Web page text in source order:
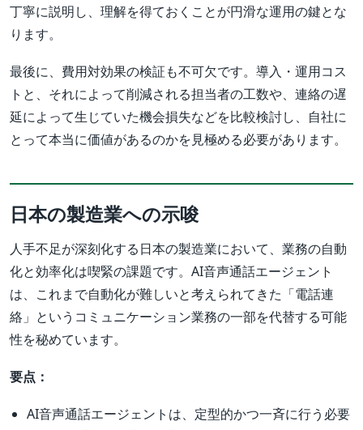
丁寧に説明し、理解を得ておくことが円滑な運用の鍵とな
ります。
最後に、費用対効果の検証も不可欠です。導入・運用コス
トと、それによって削減される担当者の工数や、連絡の遅
延によって生じていた機会損失などを比較検討し、自社に
とって本当に価値があるのかを見極める必要があります。
日本の製造業への示唆
人手不足が深刻化する日本の製造業において、業務の自動
化と効率化は喫緊の課題です。AI音声通話エージェント
は、これまで自動化が難しいと考えられてきた「電話連
絡」というコミュニケーション業務の一部を代替する可能
性を秘めています。
要点：
AI音声通話エージェントは、定型的かつ一斉に行う必要